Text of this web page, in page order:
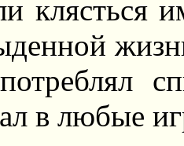
клясться
в любые